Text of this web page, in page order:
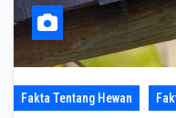
Fakta Tentang Hewan